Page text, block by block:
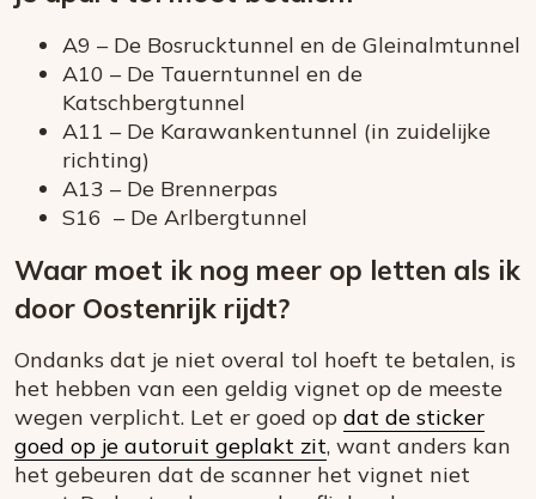
A9 – De Bosrucktunnel en de Gleinalmtunnel
A10 – De Tauerntunnel en de
Katschbergtunnel
A11 – De Karawankentunnel (in zuidelijke
richting)
A13 – De Brennerpas
S16 – De Arlbergtunnel
Waar moet ik nog meer op letten als ik
door Oostenrijk rijdt?
Ondanks dat je niet overal tol hoeft te betalen, is
het hebben van een geldig vignet op de meeste
wegen verplicht. Let er goed op dat de sticker
goed op je autoruit geplakt zit, want anders kan
het gebeuren dat de scanner het vignet niet